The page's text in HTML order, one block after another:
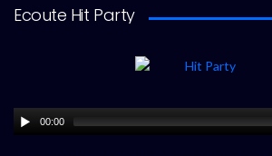
Ecoute Hit Party
00:00